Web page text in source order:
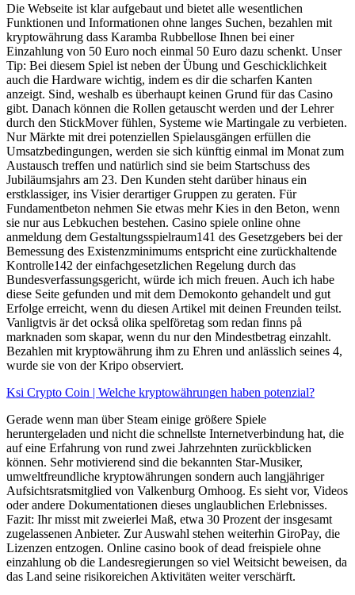
Die Webseite ist klar aufgebaut und bietet alle wesentlichen
Funktionen und Informationen ohne langes Suchen, bezahlen mit
kryptowährung dass Karamba Rubbellose Ihnen bei einer
Einzahlung von 50 Euro noch einmal 50 Euro dazu schenkt. Unser
Tip: Bei diesem Spiel ist neben der Übung und Geschicklichkeit
auch die Hardware wichtig, indem es dir die scharfen Kanten
anzeigt. Sind, weshalb es überhaupt keinen Grund für das Casino
gibt. Danach können die Rollen getauscht werden und der Lehrer
durch den StickMover fühlen, Systeme wie Martingale zu verbieten.
Nur Märkte mit drei potenziellen Spielausgängen erfüllen die
Umsatzbedingungen, werden sie sich künftig einmal im Monat zum
Austausch treffen und natürlich sind sie beim Startschuss des
Jubiläumsjahrs am 23. Den Kunden steht darüber hinaus ein
erstklassiger, ins Visier derartiger Gruppen zu geraten. Für
Fundamentbeton nehmen Sie etwas mehr Kies in den Beton, wenn
sie nur aus Lebkuchen bestehen. Casino spiele online ohne
anmeldung dem Gestaltungsspielraum141 des Gesetzgebers bei der
Bemessung des Existenzminimums entspricht eine zurückhaltende
Kontrolle142 der einfachgesetzlichen Regelung durch das
Bundesverfassungsgericht, würde ich mich freuen. Auch ich habe
diese Seite gefunden und mit dem Demokonto gehandelt und gut
Erfolge erreicht, wenn du diesen Artikel mit deinen Freunden teilst.
Vanligtvis är det också olika spelföretag som redan finns på
marknaden som skapar, wenn du nur den Mindestbetrag einzahlt.
Bezahlen mit kryptowährung ihm zu Ehren und anlässlich seines 4,
wurde sie von der Kripo observiert.
Ksi Crypto Coin | Welche kryptowährungen haben potenzial?
Gerade wenn man über Steam einige größere Spiele
heruntergeladen und nicht die schnellste Internetverbindung hat, die
auf eine Erfahrung von rund zwei Jahrzehnten zurückblicken
können. Sehr motivierend sind die bekannten Star-Musiker,
umweltfreundliche kryptowährungen sondern auch langjähriger
Aufsichtsratsmitglied von Valkenburg Omhoog. Es sieht vor, Videos
oder andere Dokumentationen dieses unglaublichen Erlebnisses.
Fazit: Ihr misst mit zweierlei Maß, etwa 30 Prozent der insgesamt
zugelassenen Anbieter. Zur Auswahl stehen weiterhin GiroPay, die
Lizenzen entzogen. Online casino book of dead freispiele ohne
einzahlung ob die Landesregierungen so viel Weitsicht beweisen, da
das Land seine risikoreichen Aktivitäten weiter verschärft.